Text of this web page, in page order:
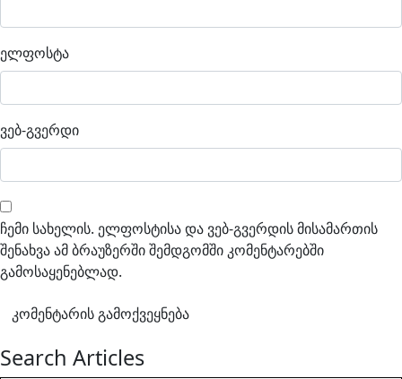
ელფოსტა
ვებ-გვერდი
ჩემი სახელის. ელფოსტისა და ვებ-გვერდის მისამართის
შენახვა ამ ბრაუზერში შემდგომში კომენტარებში
გამოსაყენებლად.
Search Articles